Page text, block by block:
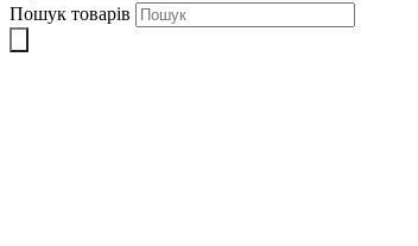
Пошук товарів